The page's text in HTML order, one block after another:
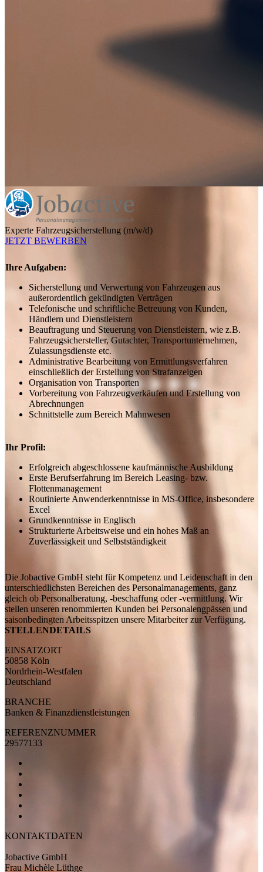
Experte Fahrzeugsicherstellung (m/w/d)
JETZT BEWERBEN
Ihre Aufgaben:
Sicherstellung und Verwertung von Fahrzeugen aus
außerordentlich gekündigten Verträgen
Telefonische und schriftliche Betreuung von Kunden,
Händlern und Dienstleistern
Beauftragung und Steuerung von Dienstleistern, wie z.B.
Fahrzeugsichersteller, Gutachter, Transportunternehmen,
Zulassungsdienste etc.
Administrative Bearbeitung von Ermittlungsverfahren
einschließlich der Erstellung von Strafanzeigen
Organisation von Transporten
Vorbereitung von Fahrzeugverkäufen und Erstellung von
Abrechnungen
Schnittstelle zum Bereich Mahnwesen
Ihr Profil:
Erfolgreich abgeschlossene kaufmännische Ausbildung
Erste Berufserfahrung im Bereich Leasing- bzw.
Flottenmanagement
Routinierte Anwenderkenntnisse in MS-Office, insbesondere
Excel
Grundkenntnisse in Englisch
Strukturierte Arbeitsweise und ein hohes Maß an
Zuverlässigkeit und Selbstständigkeit
Die Jobactive GmbH steht für Kompetenz und Leidenschaft in den
unterschiedlichsten Bereichen des Personalmanagements, ganz
gleich ob Personalberatung, -beschaffung oder -vermittlung. Wir
stellen unseren renommierten Kunden bei Personalengpässen und
saisonbedingten Arbeitsspitzen unsere Mitarbeiter zur Verfügung.
STELLENDETAILS
EINSATZORT
50858 Köln
Nordrhein-Westfalen
Deutschland
BRANCHE
Banken & Finanzdienstleistungen
REFERENZNUMMER
29577133
KONTAKTDATEN
Jobactive GmbH
Frau Michèle Lüthge